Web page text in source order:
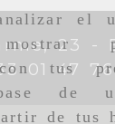
el
tus
de
de tus
23 -
01 47 76